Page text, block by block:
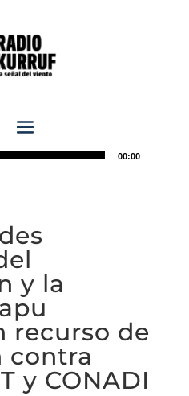
00:00
y la
recurso de
contra
y CONADI